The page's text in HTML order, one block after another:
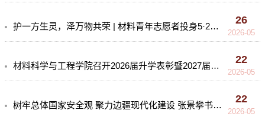
护一方生灵，泽万物共荣 | 材料青年志愿者投身5·22生态环保志愿行动
26
2026-05
材料科学与工程学院召开2026届升学表彰暨2027届升学动员大会
22
2026-05
树牢总体国家安全观 聚力边疆现代化建设 张景攀书记为学生党员讲授专题党课
22
2026-05